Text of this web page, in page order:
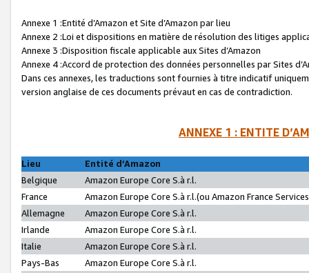
Annexe 1 :Entité d’Amazon et Site d’Amazon par lieu
Annexe 2 :Loi et dispositions en matière de résolution des litiges
Annexe 3 :Disposition fiscale applicable aux Sites d’Amazon
Annexe 4 :Accord de protection des données personnelles par Sites
Dans ces annexes, les traductions sont fournies à titre indicatif
version anglaise de ces documents prévaut en cas de contradiction.
ANNEXE 1 : ENTITE
Lieu
Entité d’Amazon
Belgique
Amazon Europe Core S.à r.l.
France
Amazon Europe Core S.à r.l.(ou Amazon France
Allemagne
Amazon Europe Core S.à r.l.
Irlande
Amazon Europe Core S.à r.l.
Italie
Amazon Europe Core S.à r.l.
Pays-Bas
Amazon Europe Core S.à r.l.